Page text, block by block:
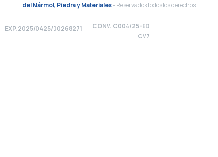
del Mármol, Piedra y Materiales- Reservados todos los derechos
EXP. 2025/0425/00268271
CONV. C004/25-ED
CV7